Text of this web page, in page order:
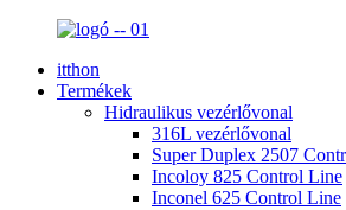
itthon
Termékek
Hidraulikus vezérlővonal
316L vezérlővonal
Super Duplex 2507
Incoloy 825 Control Line
Inconel 625 Control Line